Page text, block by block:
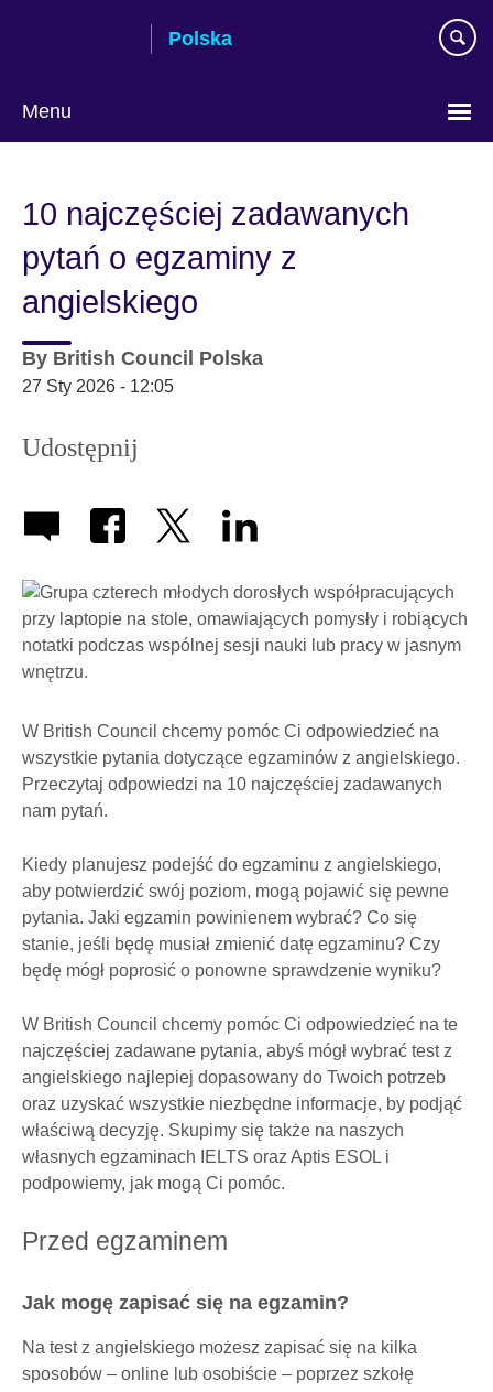
Polska
Menu
10 najczęściej zadawanych
pytań o egzaminy z
angielskiego
By British Council Polska
27 Sty 2026 - 12:05
Udostępnij
W British Council chcemy pomóc Ci odpowiedzieć na
wszystkie pytania dotyczące egzaminów z angielskiego.
Przeczytaj odpowiedzi na 10 najczęściej zadawanych
nam pytań.
Kiedy planujesz podejść do egzaminu z angielskiego,
aby potwierdzić swój poziom, mogą pojawić się pewne
pytania. Jaki egzamin powinienem wybrać? Co się
stanie, jeśli będę musiał zmienić datę egzaminu? Czy
będę mógł poprosić o ponowne sprawdzenie wyniku?
W British Council chcemy pomóc Ci odpowiedzieć na te
najczęściej zadawane pytania, abyś mógł wybrać test z
angielskiego najlepiej dopasowany do Twoich potrzeb
oraz uzyskać wszystkie niezbędne informacje, by podjąć
właściwą decyzję. Skupimy się także na naszych
własnych egzaminach IELTS oraz Aptis ESOL i
podpowiemy, jak mogą Ci pomóc.
Przed egzaminem
Jak mogę zapisać się na egzamin?
Na test z angielskiego możesz zapisać się na kilka
sposobów – online lub osobiście – poprzez szkołę